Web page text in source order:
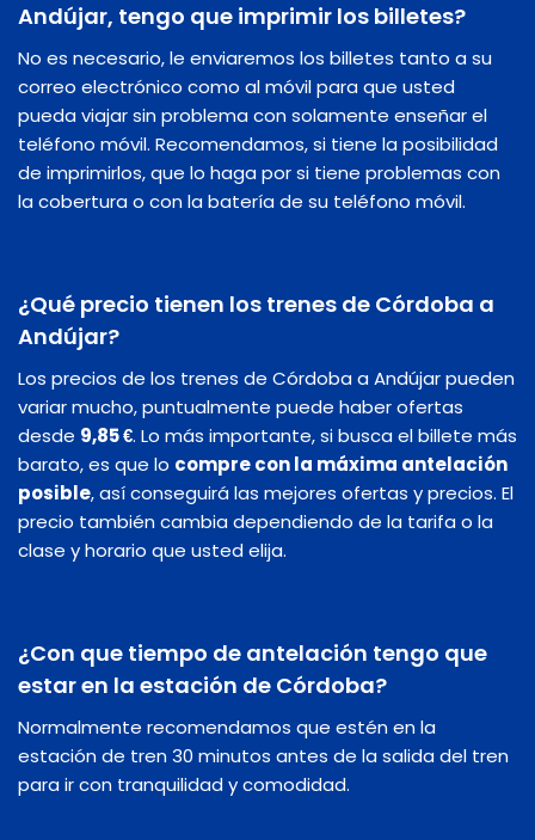
Andújar, tengo que imprimir los billetes?
No es necesario, le enviaremos los billetes tanto a su
correo electrónico como al móvil para que usted
pueda viajar sin problema con solamente enseñar el
teléfono móvil. Recomendamos, si tiene la posibilidad
de imprimirlos, que lo haga por si tiene problemas con
la cobertura o con la batería de su teléfono móvil.
¿Qué precio tienen los trenes de Córdoba a
Andújar?
Los precios de los trenes de Córdoba a Andújar pueden
variar mucho, puntualmente puede haber ofertas
desde 9,85 €. Lo más importante, si busca el billete más
barato, es que lo compre con la máxima antelación
posible, así conseguirá las mejores ofertas y precios. El
precio también cambia dependiendo de la tarifa o la
clase y horario que usted elija.
¿Con que tiempo de antelación tengo que
estar en la estación de Córdoba?
Normalmente recomendamos que estén en la
estación de tren 30 minutos antes de la salida del tren
para ir con tranquilidad y comodidad.